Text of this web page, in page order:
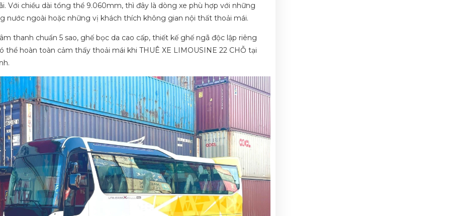
Với chiều dài tổng thể 9.060mm, thì đây là dòng xe phù hợp với những
nước ngoài hoặc những vị khách thích không gian nội thất thoải mái.
thanh chuẩn 5 sao, ghế bọc da cao cấp, thiết kế ghế ngã độc lập riêng
thể hoàn toàn cảm thấy thoải mái khi THUÊ XE LIMOUSINE 22 CHỖ tại